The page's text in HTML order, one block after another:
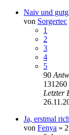
Naiv und
von Sorgertec
1
2
3
4
5
90
131260
Letzter
Ja, erstmal
von Fenya »